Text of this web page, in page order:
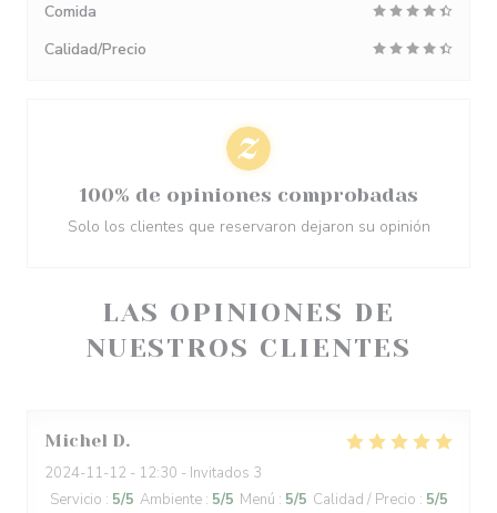
LAS OPINIONES DE
NUESTROS CLIENTES
Michel D
2024-11-12 - 12:30 - Invitados 3
Servicio : 5/5 Ambiente : 5/5 Menú : 5/5 Calidad / Precio : 5/5
Comida
Calidad/Precio
100% de opiniones comprobadas
Solo los clientes que reservaron dejaron su opinión